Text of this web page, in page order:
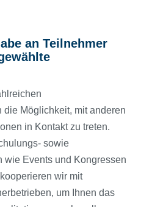
an Teilnehmer
die Möglichkeit, mit anderen
in Kontakt zu treten.
sowie
wie Events und Kongressen
wir mit
um Ihnen das